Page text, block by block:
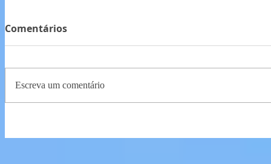
Comentários
Escreva um comentário